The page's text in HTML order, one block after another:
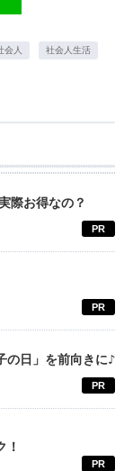
会人 社会人生活
際お得なの？
PR
PR
の日」を前向きに♪
PR
！
PR